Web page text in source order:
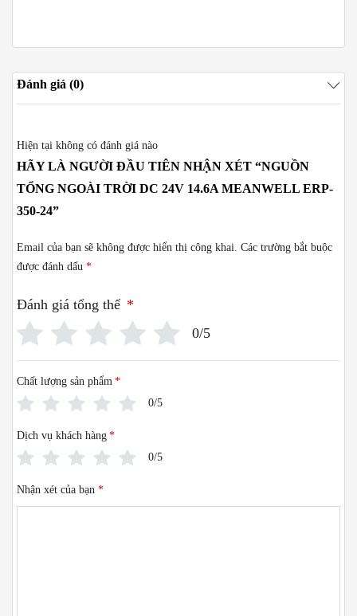
Đánh giá (0)
Hiện tại không có đánh giá nào
HÃY LÀ NGƯỜI ĐẦU TIÊN NHẬN XÉT “NGUỒN
TỔNG NGOÀI TRỜI DC 24V 14.6A MEANWELL ERP-
350-24”
Email của bạn sẽ không được hiển thị công khai. Các trường bắt buộc
được đánh dấu *
Đánh giá tổng thể *
0/5
Chất lượng sản phẩm *
0/5
Dịch vụ khách hàng *
0/5
Nhận xét của bạn *